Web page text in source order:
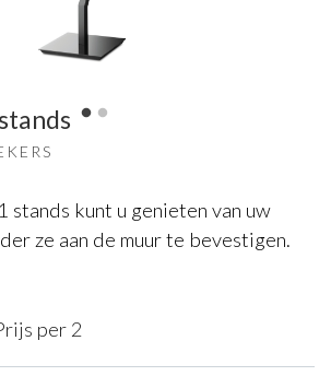
stands kunt u genieten van uw
ze aan de muur te bevestigen.
per 2